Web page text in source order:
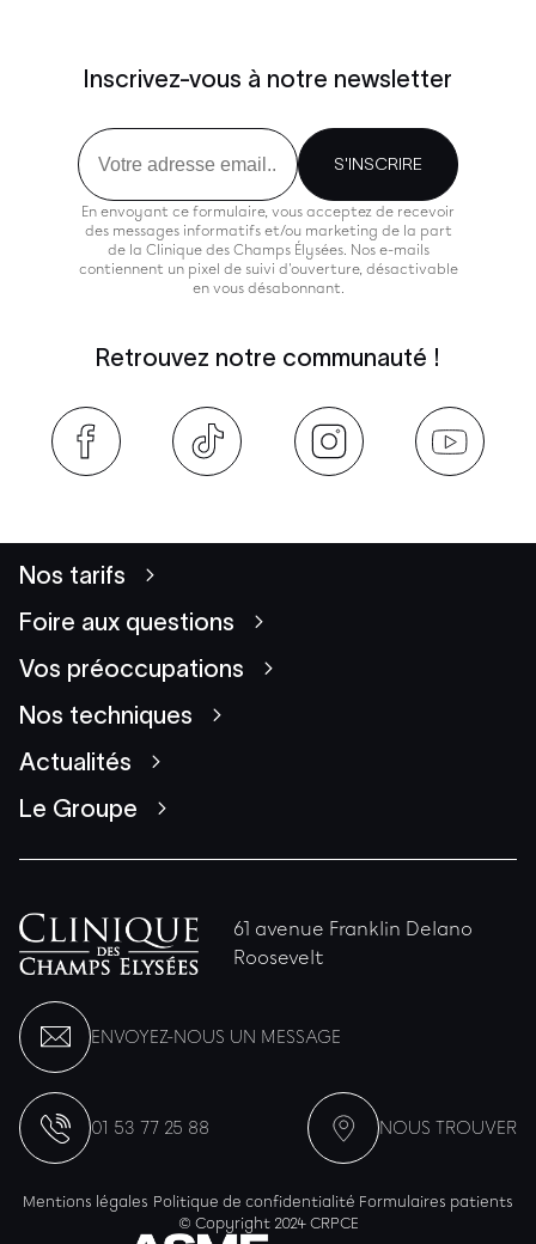
Inscrivez-vous à notre newsletter
Email
S'INSCRIRE
En envoyant ce formulaire, vous acceptez de recevoir
des messages informatifs et/ou marketing de la part
de la Clinique des Champs Élysées. Nos e-mails
contiennent un pixel de suivi d'ouverture, désactivable
en vous désabonnant.
Retrouvez notre communauté !
Nos tarifs
Foire aux questions
Vos préoccupations
Nos techniques
Actualités
Le Groupe
61 avenue Franklin Delano
Roosevelt
ENVOYEZ-NOUS UN MESSAGE
01 53 77 25 88 NOUS TROUVER
Mentions légales Politique de confidentialité Formulaires patients
© Copyright 2024 CRPCE